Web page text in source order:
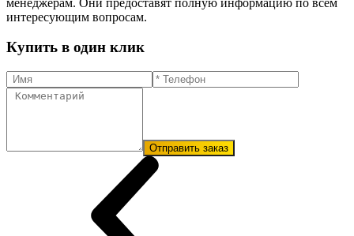
интересующим вопросам.
Купить в один клик
Отправить заказ